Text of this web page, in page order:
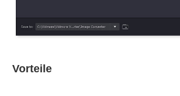
Vorteile